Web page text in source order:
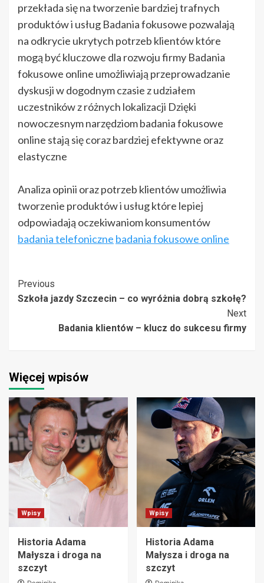
przekłada się na tworzenie bardziej trafnych
produktów i usług Badania fokusowe pozwalają
na odkrycie ukrytych potrzeb klientów które
mogą być kluczowe dla rozwoju firmy Badania
fokusowe online umożliwiają przeprowadzanie
dyskusji w dogodnym czasie z udziałem
uczestników z różnych lokalizacji Dzięki
nowoczesnym narzędziom badania fokusowe
online stają się coraz bardziej efektywne oraz
elastyczne
Analiza opinii oraz potrzeb klientów umożliwia
tworzenie produktów i usług które lepiej
odpowiadają oczekiwaniom konsumentów
badania telefoniczne badania fokusowe online
Post
Navigation
Previous
Szkoła jazdy Szczecin – co wyróżnia dobrą szkołę?
Next
Badania klientów – klucz do sukcesu firmy
Więcej wpisów
Wpisy
Historia Adama
Małysza i droga na
szczyt
Wpisy
Historia Adama
Małysza i droga na
szczyt